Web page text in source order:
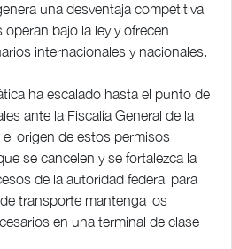
una desventaja competitiva
bajo la ley y ofrecen
internacionales y nacionales.
ha escalado hasta el punto de
ante la Fiscalía General de la
origen de estos permisos
se cancelen y se fortalezca la
de la autoridad federal para
transporte mantenga los
en una terminal de clase